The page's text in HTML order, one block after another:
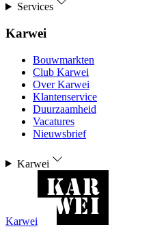
Services
Karwei
Bouwmarkten
Club Karwei
Over Karwei
Klantenservice
Duurzaamheid
Vacatures
Nieuwsbrief
Karwei
Karwei